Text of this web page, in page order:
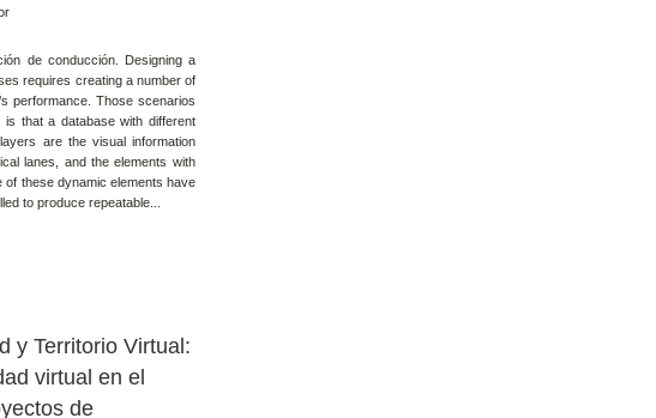
de conducción. Designing a
requires creating a number of
performance. Those scenarios
that a database with different
are the visual information
lanes, and the elements with
these dynamic elements have
to produce repeatable...
y Territorio Virtual:
virtual en el
de